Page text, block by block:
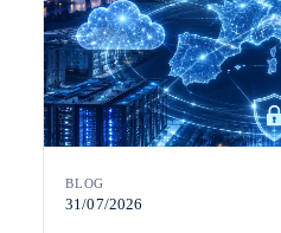
BLOG
31/07/2026